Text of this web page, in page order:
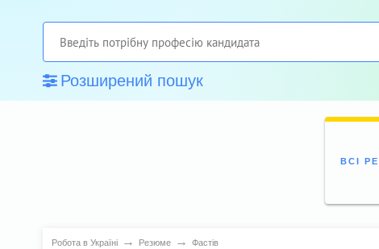
Розширений пошук
ВСІ
Робота в Україні → Резюме → Фастів